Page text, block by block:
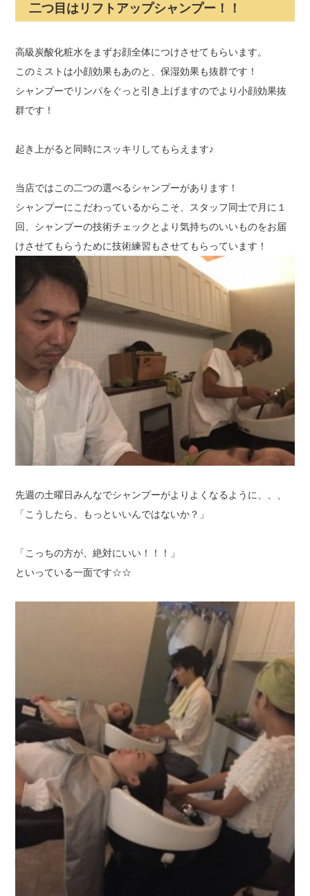
二つ目はリフトアップシャンプー！！
高級炭酸化粧水をまずお顔全体につけさせてもらいます。
このミストは小顔効果もあのと、保湿効果も抜群です！
シャンプーでリンパをぐっと引き上げますのでより小顔効果抜
群です！
起き上がると同時にスッキリしてもらえます♪
当店ではこの二つの選べるシャンプーがあります！
シャンプーにこだわっているからこそ、スタッフ同士で月に１
回、シャンプーの技術チェックとより気持ちのいいものをお届
けさせてもらうために技術練習もさせてもらっています！
先週の土曜日みんなでシャンプーがよりよくなるように、、、
「こうしたら、もっといいんではないか？」
「こっちの方が、絶対にいい！！！」
といっている一面です☆☆